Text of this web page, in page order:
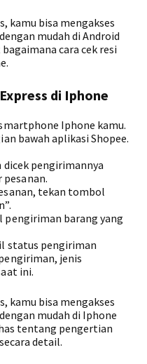
kamu bisa mengakses
mudah di Android
cara cek resi
di Iphone
Iphone kamu.
bawah aplikasi Shopee.
pengirimannya
tekan tombol
pengiriman barang yang
status pengiriman
jenis
ini.
kamu bisa mengakses
mudah di Iphone
tentang pengertian
detail.